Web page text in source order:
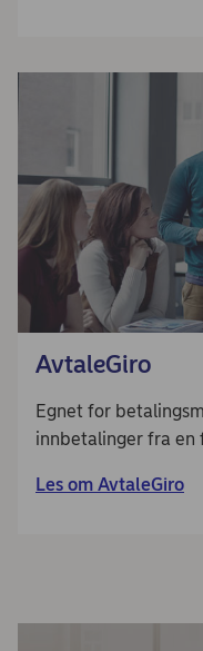
AvtaleGiro
Egnet for
innbetalinger fra en
Les om AvtaleGiro